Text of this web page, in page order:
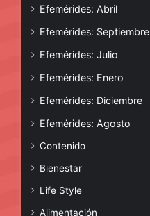
Efemérides: Abril
Efemérides: Septiembre
Efemérides: Julio
Efemérides: Enero
Efemérides: Diciembre
Efemérides: Agosto
Contenido
Bienestar
Life Style
Alimentación